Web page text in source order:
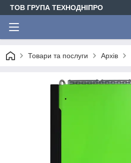
ТОВ ГРУПА ТЕХНОДНІПРО
Товари та послуги Архів